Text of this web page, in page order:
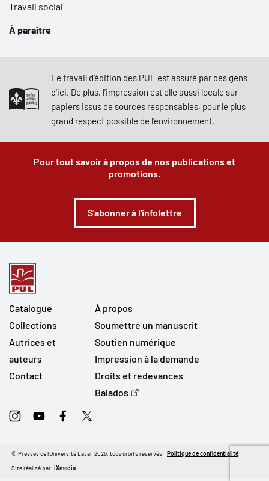
Travail social
À paraître
Le travail d'édition des PUL est assuré par des gens
d'ici. De plus, l'impression est elle aussi locale sur
papiers issus de sources responsables, pour le plus
grand respect possible de l'environnement.
Pour tout savoir à propos de nos publications et
promotions.
S'abonner à l'infolettre
Catalogue
Collections
Autrices et
auteurs
Contact
À propos
Soumettre un manuscrit
Soutien numérique
Impression à la demande
Droits et redevances
Balados
InstagramYoutubeFacebookTwitter
Site réalisé par iXmedia
© Presses de l'Université Laval, 2026, tous droits réservés. Politique de confidentialité